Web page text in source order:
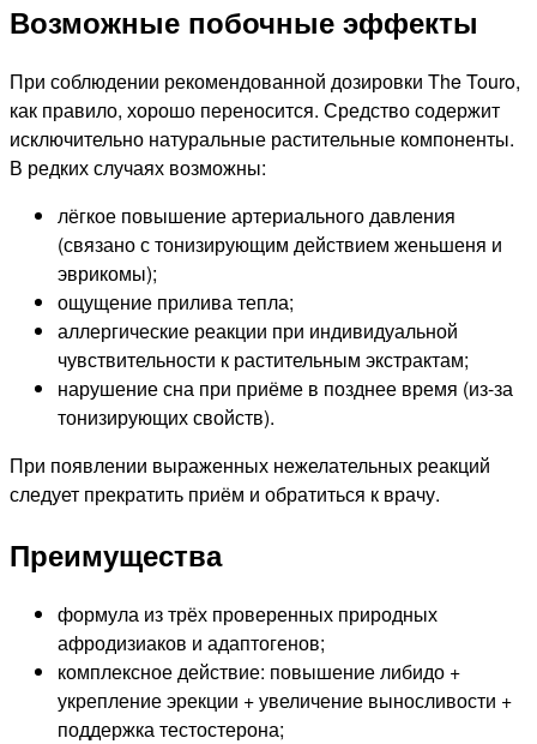
Возможные побочные эффекты
При соблюдении рекомендованной дозировки The Touro,
как правило, хорошо переносится. Средство содержит
исключительно натуральные растительные компоненты.
В редких случаях возможны:
лёгкое повышение артериального давления
(связано с тонизирующим действием женьшеня и
эврикомы);
ощущение прилива тепла;
аллергические реакции при индивидуальной
чувствительности к растительным экстрактам;
нарушение сна при приёме в позднее время (из-за
тонизирующих свойств).
При появлении выраженных нежелательных реакций
следует прекратить приём и обратиться к врачу.
Преимущества
формула из трёх проверенных природных
афродизиаков и адаптогенов;
комплексное действие: повышение либидо +
укрепление эрекции + увеличение выносливости +
поддержка тестостерона;